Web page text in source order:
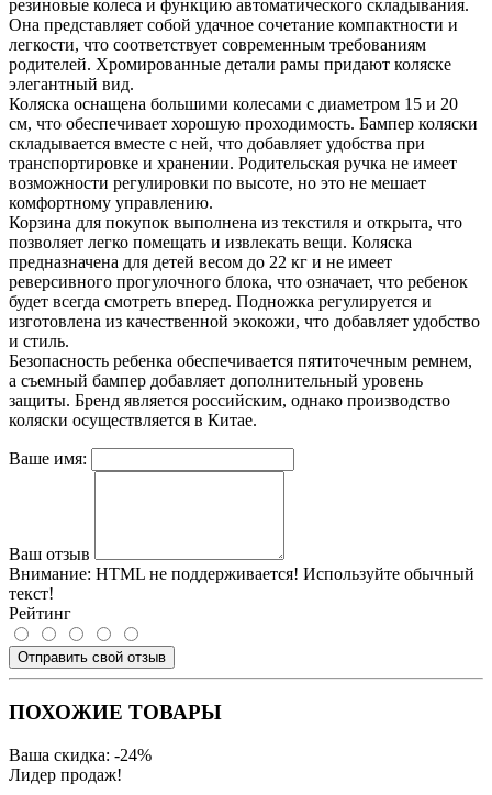
резиновые колеса и функцию автоматического складывания.
Она представляет собой удачное сочетание компактности и
легкости, что соответствует современным требованиям
родителей. Хромированные детали рамы придают коляске
элегантный вид.
Коляска оснащена большими колесами с диаметром 15 и 20
см, что обеспечивает хорошую проходимость. Бампер коляски
складывается вместе с ней, что добавляет удобства при
транспортировке и хранении. Родительская ручка не имеет
возможности регулировки по высоте, но это не мешает
комфортному управлению.
Корзина для покупок выполнена из текстиля и открыта, что
позволяет легко помещать и извлекать вещи. Коляска
предназначена для детей весом до 22 кг и не имеет
реверсивного прогулочного блока, что означает, что ребенок
будет всегда смотреть вперед. Подножка регулируется и
изготовлена из качественной экокожи, что добавляет удобство
и стиль.
Безопасность ребенка обеспечивается пятиточечным ремнем,
а съемный бампер добавляет дополнительный уровень
защиты. Бренд является российским, однако производство
коляски осуществляется в Китае.
Ваше имя:
Ваш отзыв
Внимание: HTML не поддерживается! Используйте обычный
текст!
Рейтинг
Отправить свой отзыв
ПОХОЖИЕ ТОВАРЫ
Ваша скидка: -24%
Лидер продаж!